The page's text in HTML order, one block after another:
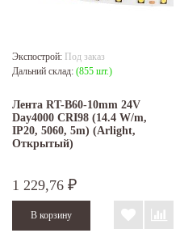
Экспострой: Под заказ
Дальний склад: (855 шт.)
Лента RT-B60-10mm 24V
Day4000 CRI98 (14.4 W/m,
IP20, 5060, 5m) (Arlight,
Открытый)
1 229,76 ₽